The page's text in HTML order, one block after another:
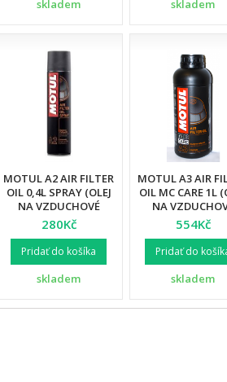
skladem skladem
MOTUL A2 AIR FILTER
OIL 0,4L SPRAY (OLEJ
NA VZDUCHOVÉ
FILTRY)
280Kč
Pridať do košíka
skladem
MOTUL A3 AIR
OIL MC CARE 1L
NA
FILTRY)
554Kč
Pridať do
skladem